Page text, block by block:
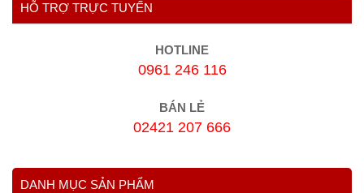
HỖ TRỢ TRỰC TUYẾN
HOTLINE
0961 246 116
BÁN LẺ
02421 207 666
DANH MỤC SẢN PHẨM